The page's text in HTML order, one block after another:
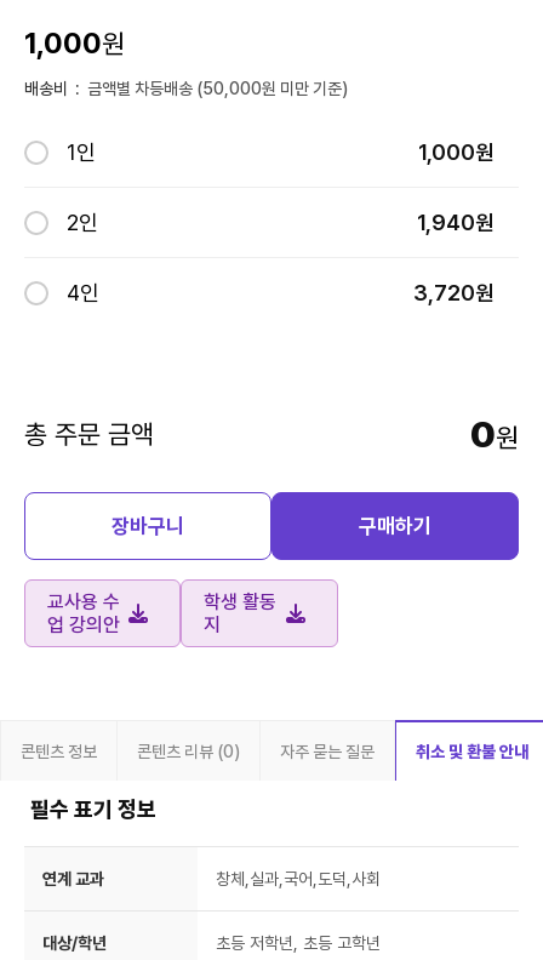
1,000원
배송비 : 금액별 차등배송 (50,000원 미만 기준)
1인 1,000원
2인 1,940원
4인 3,720원
총 주문 금액 0원
장바구니 구매하기
교사용 수
업 강의안
학생 활동
지
콘텐츠 정보 콘텐츠 리뷰 (0) 자주 묻는 질문 취소 및 환불 안내
필수 표기 정보
연계 교과 창체,실과,국어,도덕,사회
대상/학년 초등 저학년, 초등 고학년